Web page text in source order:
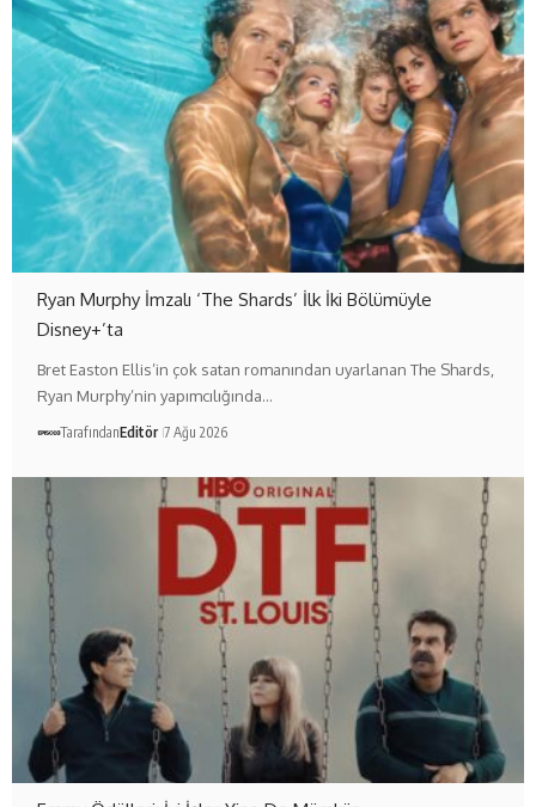
Ryan Murphy İmzalı ‘The Shards’ İlk İki Bölümüyle
Disney+’ta
Bret Easton Ellis’in çok satan romanından uyarlanan The Shards,
Ryan Murphy’nin yapımcılığında…
TarafındanEditör 7 Ağu 2026